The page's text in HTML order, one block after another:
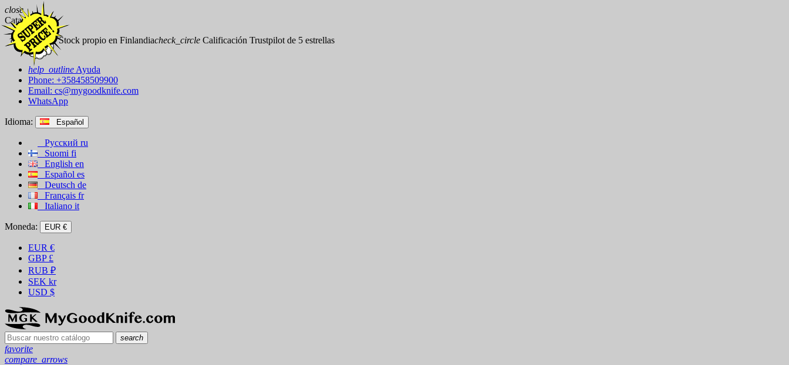
close
Catalog
check_circleStock propio en Finlandiacheck_circle Calificación Trustpilot de 5 estrellas
help_outline Ayuda
Phone: +358458509900
Email: cs@mygoodknife.com
WhatsApp
Idioma: Español
Русский ru
Suomi fi
English en
Español es
Deutsch de
Français fr
Italiano it
Moneda: EUR €
EUR €
GBP £
RUB ₽
SEK kr
USD $
search
favorite
compare_arrows